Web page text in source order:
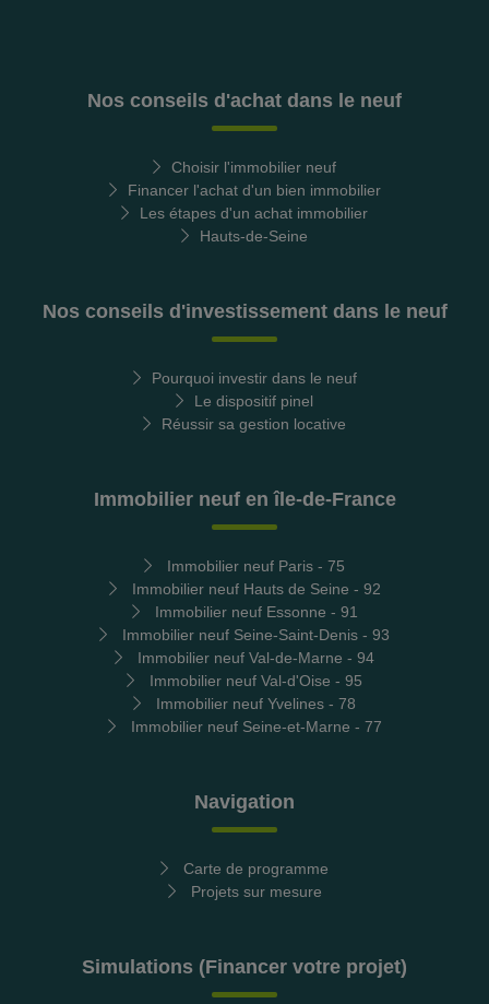
Nos conseils d'achat dans le neuf
Choisir l'immobilier neuf
Financer l'achat d'un bien immobilier
Les étapes d'un achat immobilier
Hauts-de-Seine
Nos conseils d'investissement dans le neuf
Pourquoi investir dans le neuf
Le dispositif pinel
Réussir sa gestion locative
Immobilier neuf en île-de-France
Immobilier neuf Paris - 75
Immobilier neuf Hauts de Seine - 92
Immobilier neuf Essonne - 91
Immobilier neuf Seine-Saint-Denis - 93
Immobilier neuf Val-de-Marne - 94
Immobilier neuf Val-d'Oise - 95
Immobilier neuf Yvelines - 78
Immobilier neuf Seine-et-Marne - 77
Navigation
Carte de programme
Projets sur mesure
Simulations (Financer votre projet)